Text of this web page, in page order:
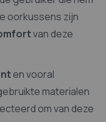
oorkussens zijn
van deze
en vooral
materialen
om van deze